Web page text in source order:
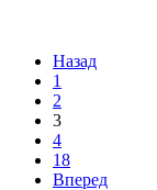
Назад
1
2
3
4
18
Вперед